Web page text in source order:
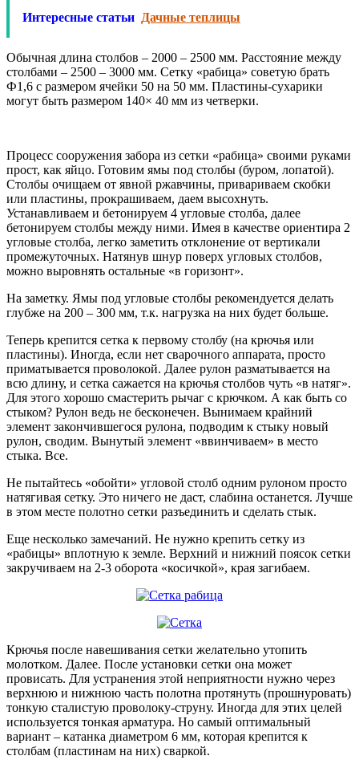
Интересные статьи Дачные теплицы
Обычная длина столбов – 2000 – 2500 мм. Расстояние между
столбами – 2500 – 3000 мм. Сетку «рабица» советую брать
Ф1,6 с размером ячейки 50 на 50 мм. Пластины-сухарики
могут быть размером 140× 40 мм из четверки.
Процесс сооружения забора из сетки «рабица» своими руками
прост, как яйцо. Готовим ямы под столбы (буром, лопатой).
Столбы очищаем от явной ржавчины, привариваем скобки
или пластины, прокрашиваем, даем высохнуть.
Устанавливаем и бетонируем 4 угловые столба, далее
бетонируем столбы между ними. Имея в качестве ориентира 2
угловые столба, легко заметить отклонение от вертикали
промежуточных. Натянув шнур поверх угловых столбов,
можно выровнять остальные «в горизонт».
На заметку. Ямы под угловые столбы рекомендуется делать
глубже на 200 – 300 мм, т.к. нагрузка на них будет больше.
Теперь крепится сетка к первому столбу (на крючья или
пластины). Иногда, если нет сварочного аппарата, просто
приматывается проволокой. Далее рулон разматывается на
всю длину, и сетка сажается на крючья столбов чуть «в натяг».
Для этого хорошо смастерить рычаг с крючком. А как быть со
стыком? Рулон ведь не бесконечен. Вынимаем крайний
элемент закончившегося рулона, подводим к стыку новый
рулон, сводим. Вынутый элемент «ввинчиваем» в место
стыка. Все.
Не пытайтесь «обойти» угловой столб одним рулоном просто
натягивая сетку. Это ничего не даст, слабина останется. Лучше
в этом месте полотно сетки разъединить и сделать стык.
Еще несколько замечаний. Не нужно крепить сетку из
«рабицы» вплотную к земле. Верхний и нижний поясок сетки
закручиваем на 2-3 оборота «косичкой», края загибаем.
Крючья после навешивания сетки желательно утопить
молотком. Далее. После установки сетки она может
провисать. Для устранения этой неприятности нужно через
верхнюю и нижнюю часть полотна протянуть (прошнуровать)
тонкую сталистую проволоку-струну. Иногда для этих целей
используется тонкая арматура. Но самый оптимальный
вариант – катанка диаметром 6 мм, которая крепится к
столбам (пластинам на них) сваркой.